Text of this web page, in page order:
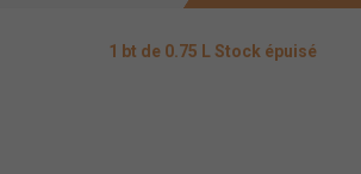
1 bt de 0.75 L Stock épuisé